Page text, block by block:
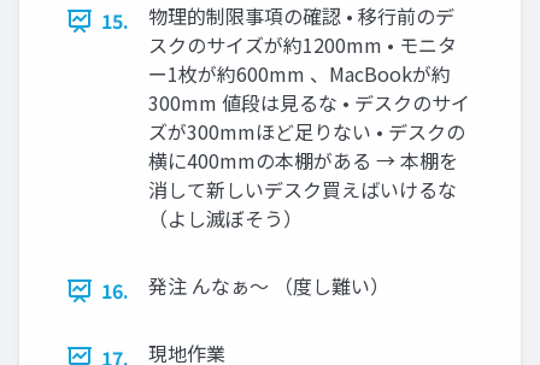
15.
物理的制限事項の確認 • 移行前のデ
スクのサイズが約1200mm • モニタ
ー1枚が約600mm 、MacBookが約
300mm 値段は見るな • デスクのサイ
ズが300mmほど足りない • デスクの
横に400mmの本棚がある → 本棚を
消して新しいデスク買えばいけるな
（よし滅ぼそう）
16. 発注 んなぁ〜 （度し難い）
17. 現地作業